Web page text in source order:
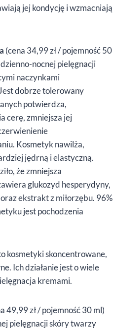
jej kondycję i wzmacniają
(cena 34,99 zł / pojemność 50
nocnej pielęgnacji
naczynkami
dobrze tolerowany
potwierdza,
cerę, zmniejsza jej
Kosmetyk nawilża,
jędrną i elastyczną.
że zmniejsza
glukozyd hesperydyny,
ekstrakt z miłorzębu. 96%
jest pochodzenia
kosmetyki skoncentrowane,
Ich działanie jest o wiele
kremami.
49,99 zł / pojemność 30 ml)
pielęgnacji skóry twarzy